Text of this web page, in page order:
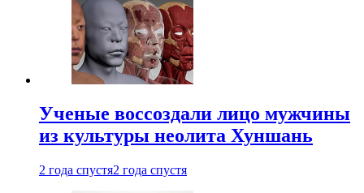
Ученые воссоздали лицо мужчины
из культуры неолита Хуншань
2 года спустя2 года спустя